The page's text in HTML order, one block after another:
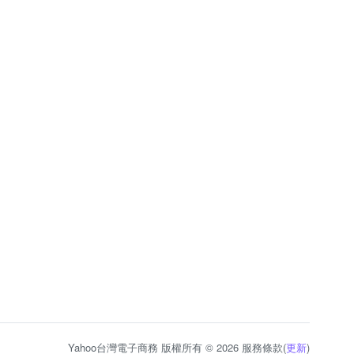
Yahoo台灣電子商務 版權所有 © 2026 服務條款(更新)